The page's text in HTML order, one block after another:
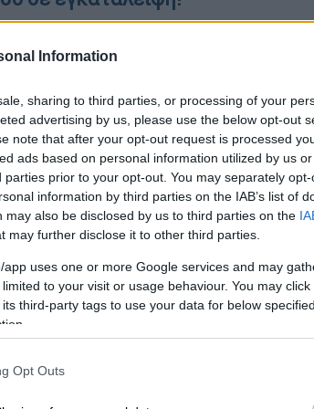
Information
sharing to third parties, or processing of your
advertising by us, please use the below opt-out
note that after your opt-out request is processed
ads based on personal information utilized by us
parties prior to your opt-out. You may separately
information by third parties on the IAB’s list of
may also be disclosed by us to third parties on the
may further disclose it to other third parties.
uses one or more Google services and may
to your visit or usage behaviour. You may
third-party tags to use your data for below
Opt Outs
πιλότος στην
του στις πίστες της
απίθανο λόγο
19:30
Αλόνσο: Υποβλήθηκε σε
στη γνάθο
οδηγός Φερνάντο Αλόνσο,
χτυπήθηκε από αυτοκίνητο
που έκανε ποδηλασία, θα
για δύο ημέρες στο
00:19
1: Χτυπήθηκε από